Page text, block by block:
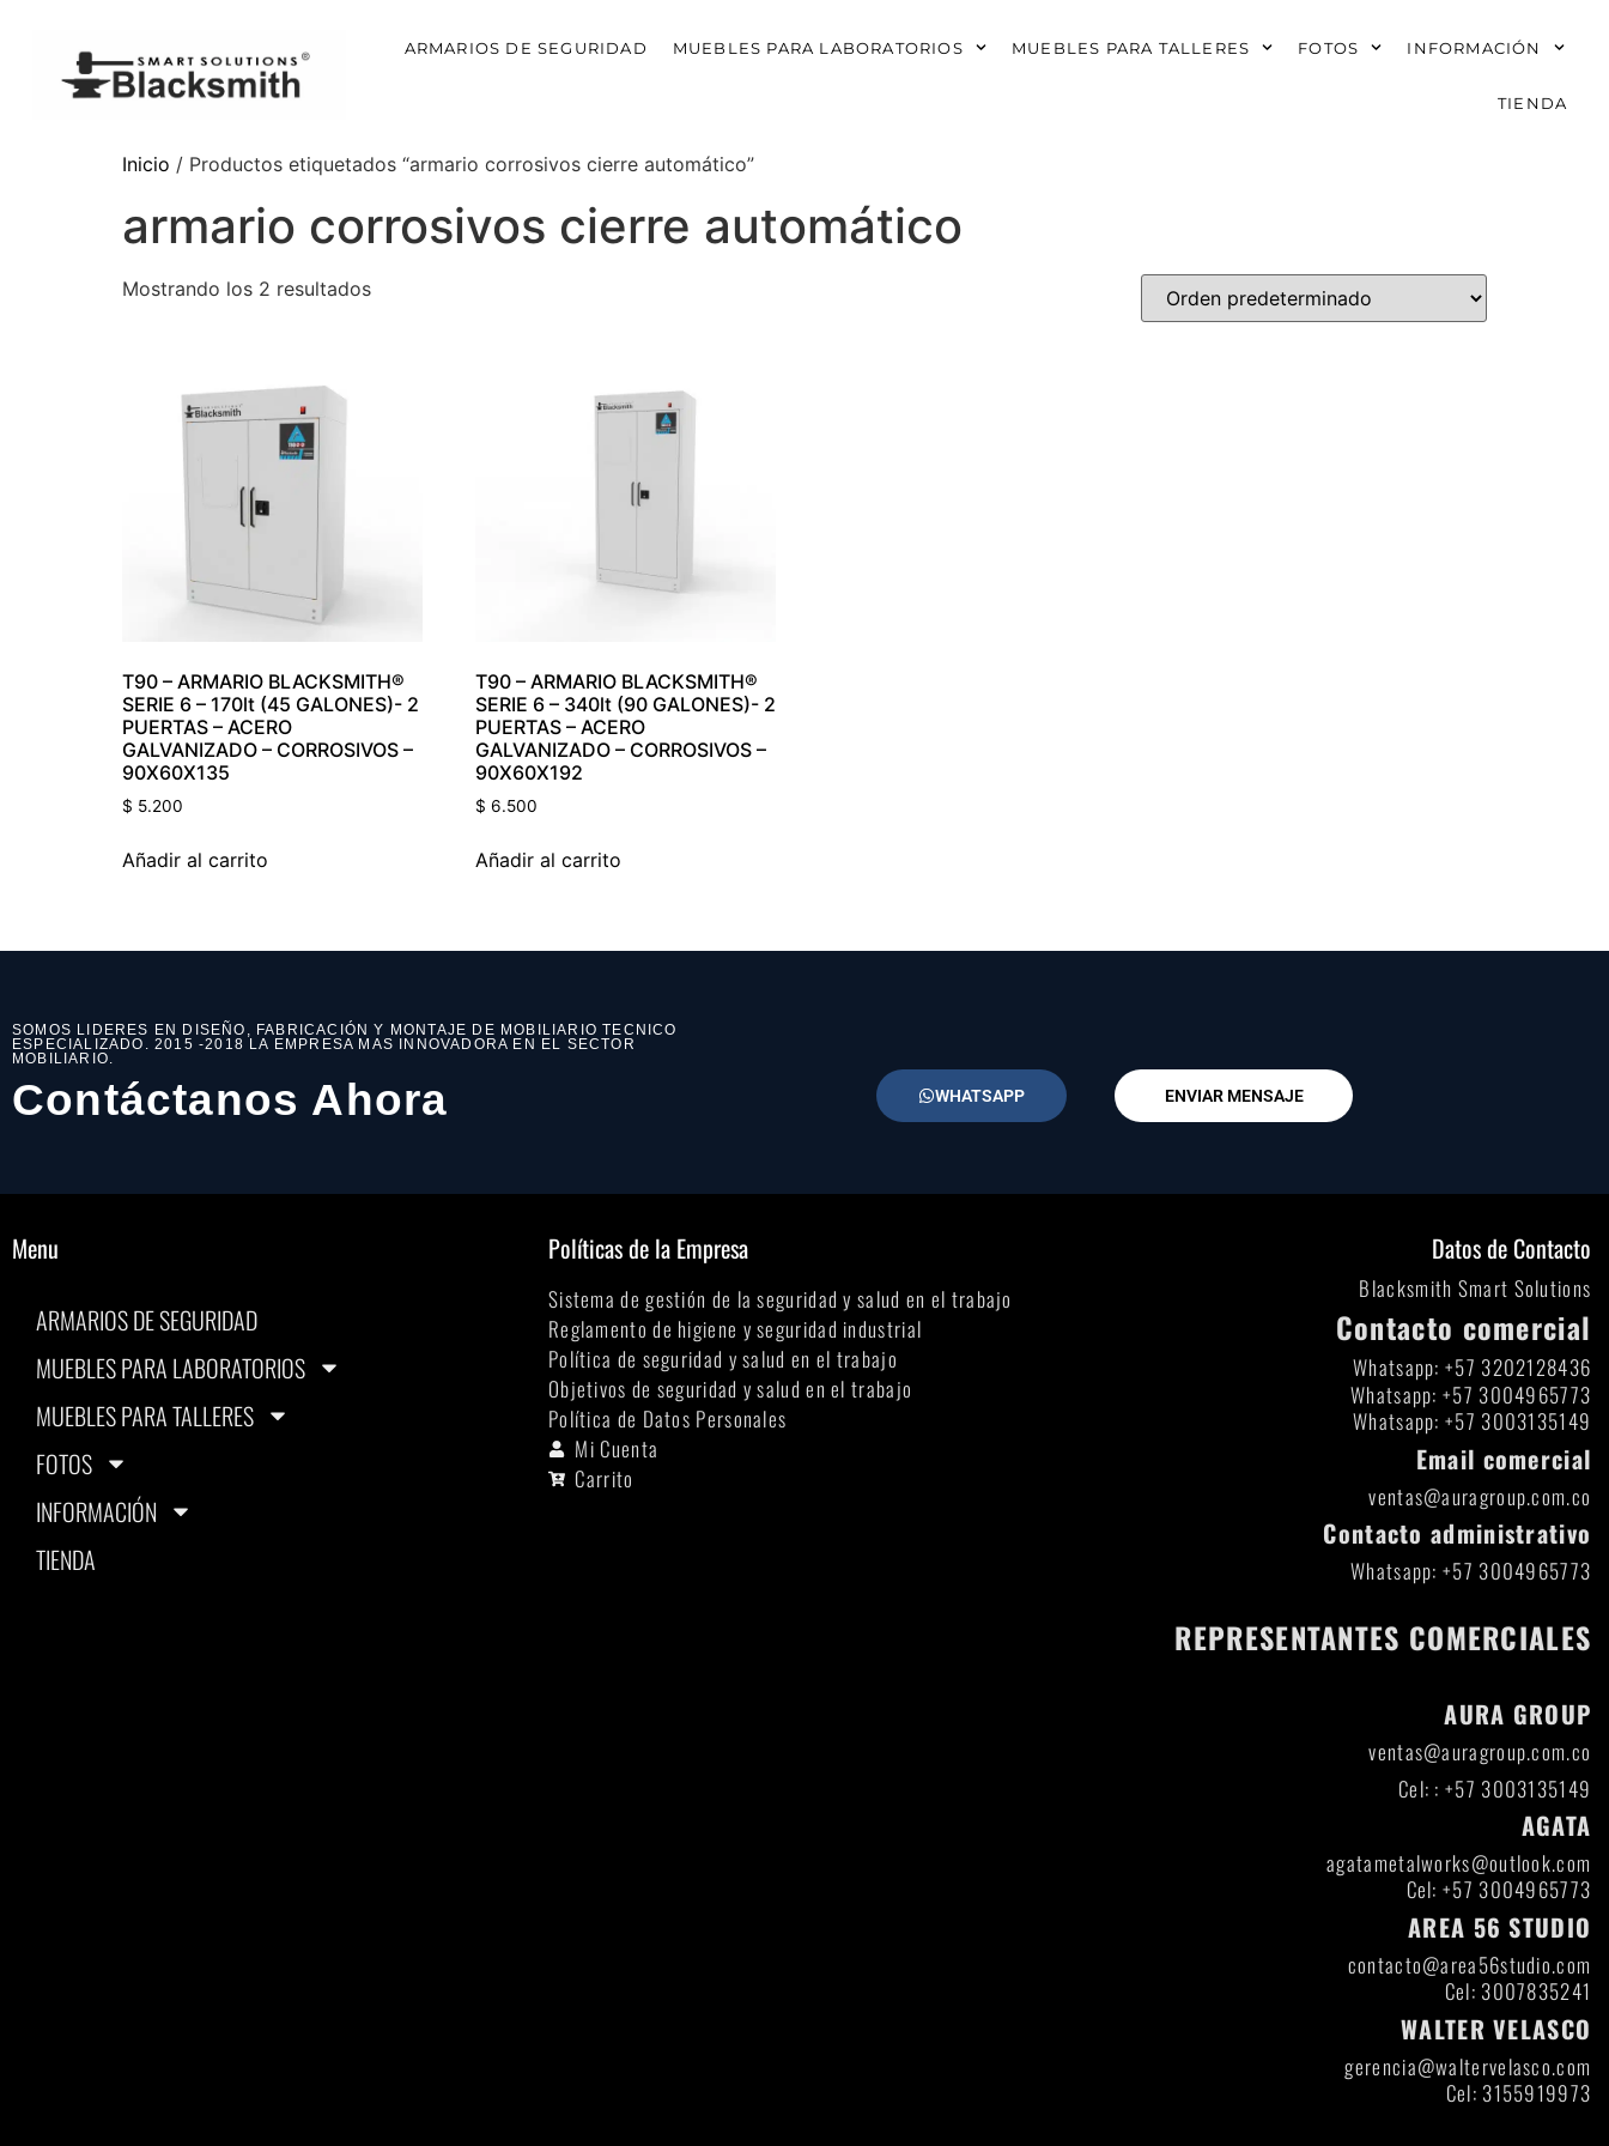
ARMARIOS DE SEGURIDAD MUEBLES PARA LABORATORIOS MUEBLES PARA TALLERES FOTOS INFORMACIÓN
TIENDA
Inicio / Productos etiquetados “armario corrosivos cierre automático”
armario corrosivos cierre automático
Mostrando los 2 resultados
T90 – ARMARIO BLACKSMITH®
SERIE 6 – 170lt (45 GALONES)- 2
PUERTAS – ACERO
GALVANIZADO – CORROSIVOS –
90X60X135
$ 5.200
Añadir al carrito
T90 – ARMARIO BLACKSMITH®
SERIE 6 – 340lt (90 GALONES)- 2
PUERTAS – ACERO
GALVANIZADO – CORROSIVOS –
90X60X192
$ 6.500
Añadir al carrito
SOMOS LIDERES EN DISEÑO, FABRICACIÓN Y MONTAJE DE MOBILIARIO TECNICO
ESPECIALIZADO. 2015 -2018 LA EMPRESA MAS INNOVADORA EN EL SECTOR
MOBILIARIO.
Contáctanos Ahora WHATSAPP ENVIAR MENSAJE
Menu
ARMARIOS DE SEGURIDAD
MUEBLES PARA LABORATORIOS
MUEBLES PARA TALLERES
FOTOS
INFORMACIÓN
TIENDA
Políticas de la Empresa
Sistema de gestión de la seguridad y salud en el trabajo
Reglamento de higiene y seguridad industrial
Política de seguridad y salud en el trabajo
Objetivos de seguridad y salud en el trabajo
Política de Datos Personales
Mi Cuenta
Carrito
Datos de Contacto
Blacksmith Smart Solutions
Contacto comercial
Whatsapp: +57 3202128436
Whatsapp: +57 3004965773
Whatsapp: +57 3003135149
Email comercial
ventas@auragroup.com.co
Contacto administrativo
Whatsapp: +57 3004965773
REPRESENTANTES COMERCIALES
AURA GROUP
ventas@auragroup.com.co
Cel: : +57 3003135149
AGATA
agatametalworks@outlook.com
Cel: +57 3004965773
AREA 56 STUDIO
contacto@area56studio.com
Cel: 3007835241
WALTER VELASCO
gerencia@waltervelasco.com
Cel: 3155919973